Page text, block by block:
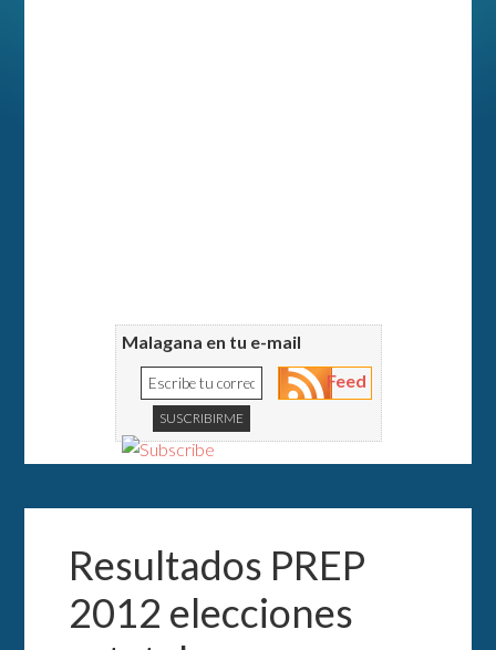
Malagana en tu e-mail
Feed
Resultados PREP
2012 elecciones